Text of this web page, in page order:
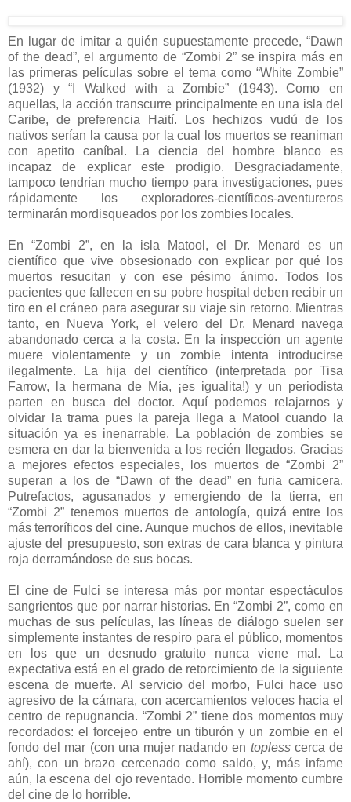
En lugar de imitar a quién supuestamente precede, “Dawn
of the dead”, el argumento de “Zombi 2” se inspira más en
las primeras películas sobre el tema como “White Zombie”
(1932) y “I Walked with a Zombie” (1943). Como en
aquellas, la acción transcurre principalmente en una isla del
Caribe, de preferencia Haití. Los hechizos vudú de los
nativos serían la causa por la cual los muertos se reaniman
con apetito caníbal. La ciencia del hombre blanco es
incapaz de explicar este prodigio. Desgraciadamente,
tampoco tendrían mucho tiempo para investigaciones, pues
rápidamente los exploradores-científicos-aventureros
terminarán mordisqueados por los zombies locales.
En “Zombi 2”, en la isla Matool, el Dr. Menard es un
científico que vive obsesionado con explicar por qué los
muertos resucitan y con ese pésimo ánimo. Todos los
pacientes que fallecen en su pobre hospital deben recibir un
tiro en el cráneo para asegurar su viaje sin retorno. Mientras
tanto, en Nueva York, el velero del Dr. Menard navega
abandonado cerca a la costa. En la inspección un agente
muere violentamente y un zombie intenta introducirse
ilegalmente. La hija del científico (interpretada por Tisa
Farrow, la hermana de Mía, ¡es igualita!) y un periodista
parten en busca del doctor. Aquí podemos relajarnos y
olvidar la trama pues la pareja llega a Matool cuando la
situación ya es inenarrable. La población de zombies se
esmera en dar la bienvenida a los recién llegados. Gracias
a mejores efectos especiales, los muertos de “Zombi 2”
superan a los de “Dawn of the dead” en furia carnicera.
Putrefactos, agusanados y emergiendo de la tierra, en
“Zombi 2” tenemos muertos de antología, quizá entre los
más terroríficos del cine. Aunque muchos de ellos, inevitable
ajuste del presupuesto, son extras de cara blanca y pintura
roja derramándose de sus bocas.
El cine de Fulci se interesa más por montar espectáculos
sangrientos que por narrar historias. En “Zombi 2”, como en
muchas de sus películas, las líneas de diálogo suelen ser
simplemente instantes de respiro para el público, momentos
en los que un desnudo gratuito nunca viene mal. La
expectativa está en el grado de retorcimiento de la siguiente
escena de muerte. Al servicio del morbo, Fulci hace uso
agresivo de la cámara, con acercamientos veloces hacia el
centro de repugnancia. “Zombi 2” tiene dos momentos muy
recordados: el forcejeo entre un tiburón y un zombie en el
fondo del mar (con una mujer nadando en toplesscerca de
ahí), con un brazo cercenado como saldo, y, más infame
aún, la escena del ojo reventado. Horrible momento cumbre
del cine de lo horrible.